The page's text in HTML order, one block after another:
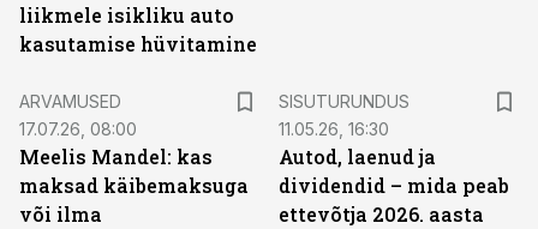
liikmele isikliku auto
kasutamise hüvitamine
ARVAMUSED
17.07.26, 08:00
Meelis Mandel: kas
maksad käibemaksuga
või ilma
SISUTURUNDUS
11.05.26, 16:30
Autod, laenud ja
dividendid – mida peab
ettevõtja 2026. aasta